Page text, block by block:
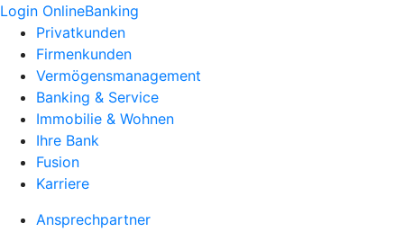
Login OnlineBanking
Privatkunden
Firmenkunden
Vermögensmanagement
Banking & Service
Immobilie & Wohnen
Ihre Bank
Fusion
Karriere
Ansprechpartner